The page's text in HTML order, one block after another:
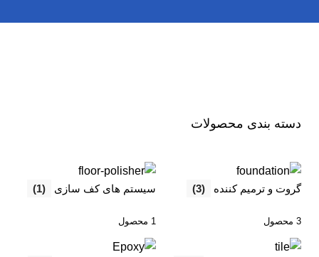
دسته بندی محصولات
گروت و ترمیم کننده (3)
3 محصول
سیستم های کف سازی (1)
1 محصول